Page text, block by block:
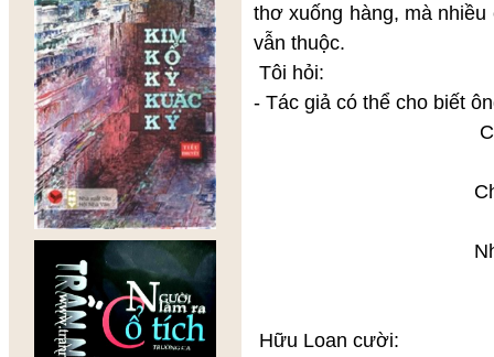
thơ xuống hàng, mà
vẫn thuộc.
Tôi hỏi:
- Tác giả có thể cho biết
Chiều
Chiều
Nhìn áo
Hữu Loan cười: